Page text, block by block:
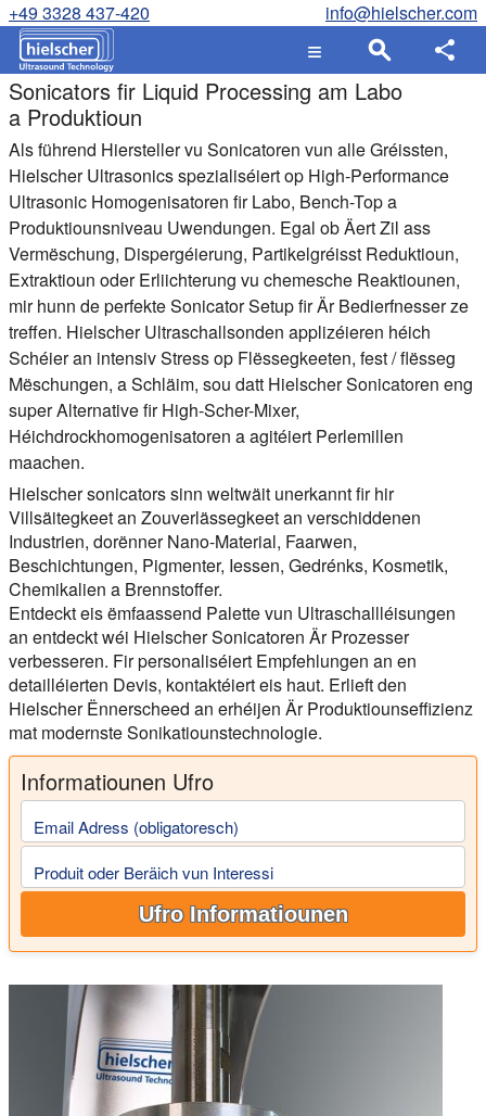
+49 3328 437-420 info@hielscher.com
Sonicators fir Liquid Processing am Labo
a Produktioun
Als führend Hiersteller vu Sonicatoren vun alle Gréissten,
Hielscher Ultrasonics spezialiséiert op High-Performance
Ultrasonic Homogenisatoren fir Labo, Bench-Top a
Produktiounsniveau Uwendungen. Egal ob Äert Zil ass
Vermëschung, Dispergéierung, Partikelgréisst Reduktioun,
Extraktioun oder Erliichterung vu chemesche Reaktiounen,
mir hunn de perfekte Sonicator Setup fir Är Bedierfnesser ze
treffen. Hielscher Ultraschallsonden applizéieren héich
Schéier an intensiv Stress op Flëssegkeeten, fest / flësseg
Mëschungen, a Schläim, sou datt Hielscher Sonicatoren eng
super Alternative fir High-Scher-Mixer,
Héichdrockhomogenisatoren a agitéiert Perlemillen
maachen.
Hielscher sonicators sinn weltwäit unerkannt fir hir
Villsäitegkeet an Zouverlässegkeet an verschiddenen
Industrien, dorënner Nano-Material, Faarwen,
Beschichtungen, Pigmenter, Iessen, Gedrénks, Kosmetik,
Chemikalien a Brennstoffer.
Entdeckt eis ëmfaassend Palette vun Ultraschallléisungen
an entdeckt wéi Hielscher Sonicatoren Är Prozesser
verbesseren. Fir personaliséiert Empfehlungen an en
detailléierten Devis, kontaktéiert eis haut. Erlieft den
Hielscher Ënnerscheed an erhéijen Är Produktiounseffizienz
mat modernste Sonikatiounstechnologie.
Informatiounen Ufro
Email Adress (obligatoresch)
Produit oder Beräich vun Interessi
Ufro Informatiounen